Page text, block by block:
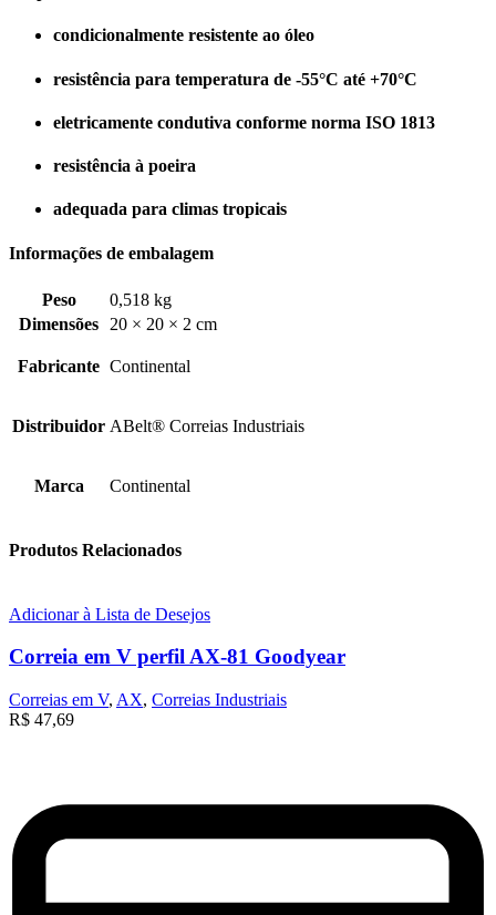
condicionalmente resistente ao óleo
resistência para temperatura de -55°C até +70°C
eletricamente condutiva conforme norma ISO 1813
resistência à poeira
adequada para climas tropicais
Informações de embalagem
Peso
0,518 kg
Dimensões
20 × 20 × 2 cm
Fabricante Continental
Distribuidor ABelt® Correias Industriais
Marca Continental
Produtos Relacionados
Adicionar à Lista de Desejos
Correia em V perfil AX-81 Goodyear
Correias em V, AX, Correias Industriais
R$ 47,69